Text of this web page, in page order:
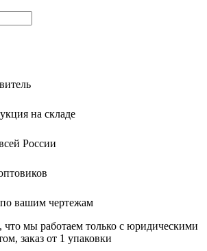
на складе
России
вашим чертежам
мы работаем только с юридическими
заказ от 1 упаковки